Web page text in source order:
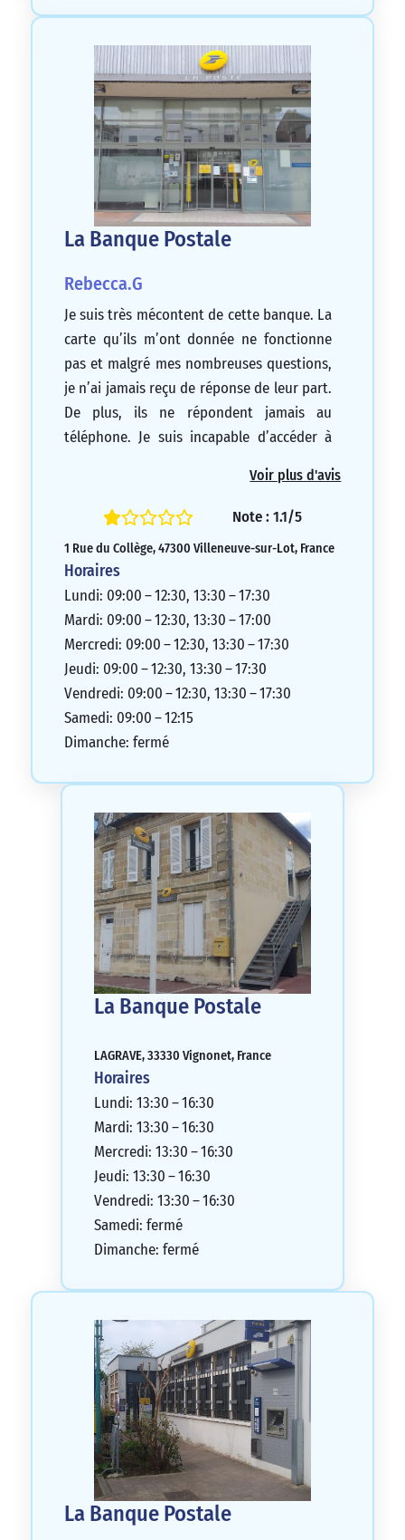
La Banque Postale
Rebecca.G
Je suis très mécontent de cette banque. La
carte qu’ils m’ont donnée ne fonctionne
pas et malgré mes nombreuses questions,
je n’ai jamais reçu de réponse de leur part.
De plus, ils ne répondent jamais au
téléphone. Je suis incapable d’accéder à
dois aller retirer de l’argent au guichet,
mais cela est difficile car leurs heures
faire avec ma carte – aucun paiement en
distributeurs automatiques, et aucun
virement. C’est pourquoi je vais changer
de banque. Ce problème a duré assez
longtemps, et m’a causé beaucoup de
frustration et de stress. J’ai manqué de
nombreuses opportunités personnelles en
argent, et cela a eu un impact sur ma vie
Voir plus d'avis
Note : 1.1/5
1 Rue du Collège, 47300 Villeneuve-sur-Lot, France
Horaires
Lundi: 09:00 – 12:30, 13:30 – 17:30
Mardi: 09:00 – 12:30, 13:30 – 17:00
Mercredi: 09:00 – 12:30, 13:30 – 17:30
Jeudi: 09:00 – 12:30, 13:30 – 17:30
Vendredi: 09:00 – 12:30, 13:30 – 17:30
Samedi: 09:00 – 12:15
Dimanche: fermé
La Banque Postale
LAGRAVE, 33330 Vignonet, France
Horaires
Lundi: 13:30 – 16:30
Mardi: 13:30 – 16:30
Mercredi: 13:30 – 16:30
Jeudi: 13:30 – 16:30
Vendredi: 13:30 – 16:30
Samedi: fermé
Dimanche: fermé
La Banque Postale